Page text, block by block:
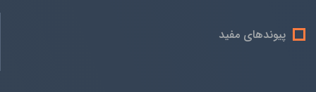
پیوندهای مفید